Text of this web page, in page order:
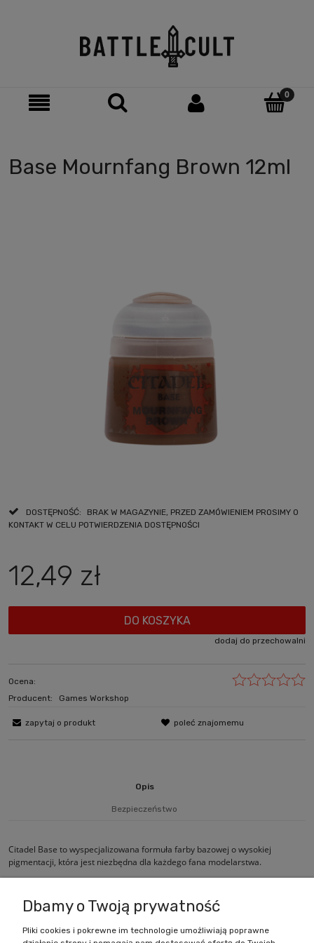
Base Mournfang Brown 12ml
DOSTĘPNOŚĆ:
BRAK W MAGAZYNIE, PRZED ZAMÓWIENIEM PROSIMY O
KONTAKT W CELU POTWIERDZENIA DOSTĘPNOŚCI
12,49 zł
DO KOSZYKA
dodaj do przechowalni
Ocena:
Producent:
Games Workshop
zapytaj o produkt poleć znajomemu
Opis
Bezpieczeństwo
Citadel Base to wyspecjalizowana formuła farby bazowej o wysokiej
pigmentacji, która jest niezbędna dla każdego fana modelarstwa.
Dbamy o Twoją prywatność
Pliki cookies i pokrewne im technologie umożliwiają poprawne